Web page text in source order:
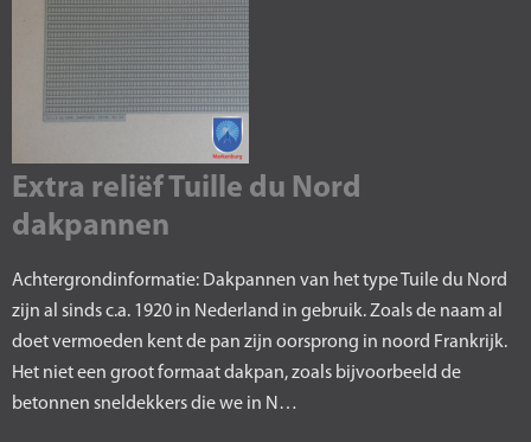
Extra reliëf Tuille du Nord
dakpannen
Achtergrondinformatie: Dakpannen van het type Tuile du Nord
zijn al sinds c.a. 1920 in Nederland in gebruik. Zoals de naam al
doet vermoeden kent de pan zijn oorsprong in noord Frankrijk.
Het niet een groot formaat dakpan, zoals bijvoorbeeld de
betonnen sneldekkers die we in N…